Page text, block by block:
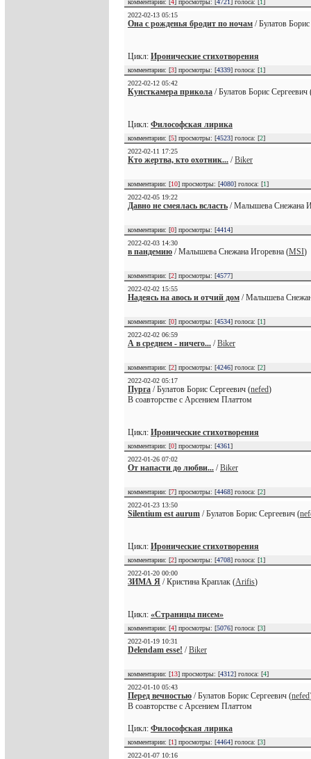
комментарии: [ 4 ] просмотры: [ 4721 ] голоса: [ 1
2022-02-13 05:15
Она с рожденья бродит по ночам / Булатов
Цикл: Иронические стихотворения
комментарии: [3] просмотры: [4339] голоса: [1]
2022-02-12 05:42
Кунсткамера прикола / Булатов Борис Сергеевич
Цикл: Философская лирика
комментарии: [5] просмотры: [4523] голоса: [2]
2022-02-11 17:25
Кто жертва, кто охотник... /Biker
комментарии: [10] просмотры: [4080] голоса: [1]
2022-02-05 19:22
Давно не смеялась всласть / Малышева Снежана
комментарии: [0] просмотры: [4414]
2022-02-03 14:30
в пандемию / Малышева Снежана Игоревна (MSI)
комментарии: [2] просмотры: [4577]
2022-02-02 15:55
Надеясь на авось и отчий дом / Малышева
комментарии: [0] просмотры: [4534] голоса: [1]
2022-02-02 06:59
А в среднем - ничего... /Biker
комментарии: [2] просмотры: [4246] голоса: [2]
2022-02-02 05:17
Пурга / Булатов Борис Сергеевич (nefed)
В соавторстве с Арсением Платтом
Цикл: Иронические стихотворения
комментарии: [0] просмотры: [4361]
2022-01-26 07:02
От напасти до любви... /Biker
комментарии: [7] просмотры: [4468] голоса: [2]
2022-01-23 13:50
Silentium est aurum / Булатов Борис Сергеевич (
Цикл: Иронические стихотворения
комментарии: [2] просмотры: [4708] голоса: [1]
2022-01-20 00:00
ЗИМА Я / Кристина Краплак (Arifis)
Цикл: «Страницы писем»
комментарии: [4] просмотры: [5076] голоса: [3]
2022-01-19 10:31
Delendam esse! /Biker
комментарии: [13] просмотры: [4312] голоса: [4]
2022-01-10 05:43
Перед вечностью / Булатов Борис Сергеевич (nefed
В соавторстве с Арсением Платтом
Цикл: Философская лирика
комментарии: [1] просмотры: [4464] голоса: [3]
2022-01-07 10:16